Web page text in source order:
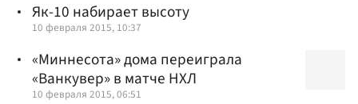
Як-10 набирает высоту
10 февраля 2015, 10:37
«Миннесота» дома переиграла
«Ванкувер» в матче НХЛ
10 февраля 2015, 06:51